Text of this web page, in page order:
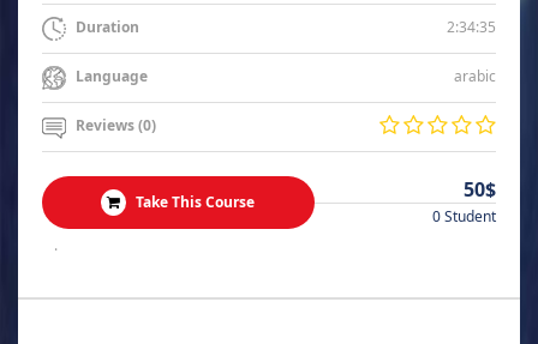
Duration 2:34:35
Language arabic
Reviews (0)
Take This Course 50$
0 Student
.